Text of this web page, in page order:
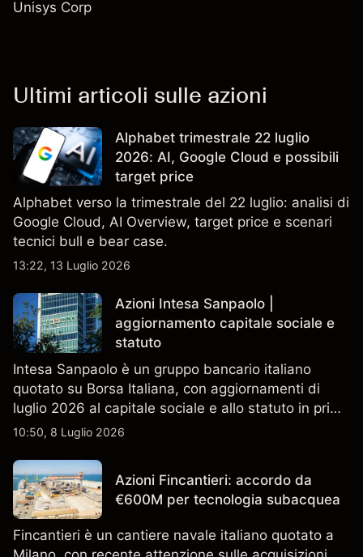
Unisys Corp
Ultimi articoli sulle azioni
Alphabet trimestrale 22 luglio
2026: AI, Google Cloud e possibili
target price
Alphabet verso la trimestrale del 22 luglio: analisi di
Google Cloud, AI Overview, target price e scenari
tecnici bull e bear case.
13:22, 13 Luglio 2026
Azioni Intesa Sanpaolo |
aggiornamento capitale sociale e
statuto
Intesa Sanpaolo è un gruppo bancario italiano
quotato su Borsa Italiana, con aggiornamenti di
luglio 2026 al capitale sociale e allo statuto in primo
piano. Esplora i target price ISP di terze parti e
un indicatore affidabile dei risultati futuri.
10:50, 8 Luglio 2026
Azioni Fincantieri: accordo da
€600M per tecnologia subacquea
Fincantieri è un cantiere navale italiano quotato a